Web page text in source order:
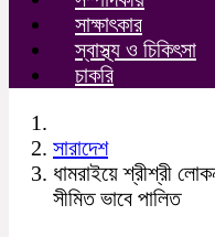
সাক্ষাৎকার
স্বাস্থ্য ও চিকিৎসা
চাকরি
সারাদেশ
ধামরাইয়ে শ্রীশ্রী
সীমিত ভাবে পালিত